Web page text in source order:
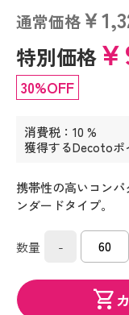
通常価格￥
特別価格
30%OFF
消費税：10 %
獲得するDecotoポ
携帯性の高いコン
ンダードタイプ。
数量 -
shopping_cart